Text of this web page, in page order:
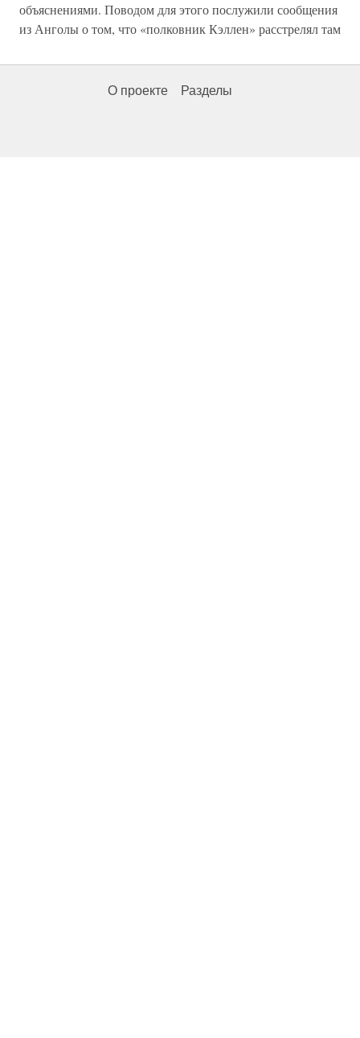
объяснениями. Поводом для этого послужили сообщения
из Анголы о том, что «полковник Кэллен» расстрелял там
О проекте Разделы